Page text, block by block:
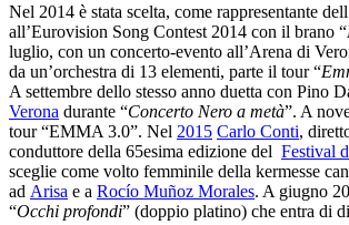
Nel 2014 è stata scelta, come rappresentante
all’Eurovision Song Contest 2014 con il brano “
luglio, con un concerto-evento all’Arena di
da un’orchestra di 13 elementi, parte il tour “
A settembre dello stesso anno duetta con Pino
Verona durante “Concerto Nero a metà”. A
tour “EMMA 3.0”. Nel 2015 Carlo Conti,
conduttore della 65esima edizione del Festival
sceglie come volto femminile della kermesse
ad Arisa e a Rocío Muñoz Morales. A giugno
“Occhi profondi” (doppio platino) che entra di